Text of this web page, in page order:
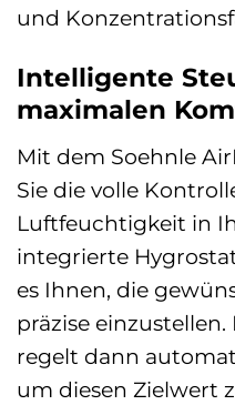
und
Intelligente
maximalen
Mit dem Soehnle
Sie die volle
Luftfeuchtigkeit in
integrierte
es Ihnen, die
präzise
regelt dann
um diesen Zielwert